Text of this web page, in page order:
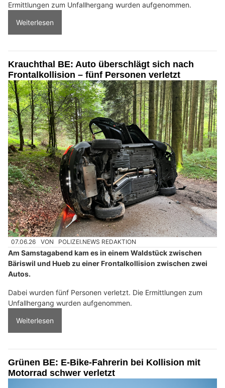
Ermittlungen zum Unfallhergang wurden aufgenommen.
Weiterlesen
Krauchthal BE: Auto überschlägt sich nach
Frontalkollision – fünf Personen verletzt
07.06.26 VON POLIZEI.NEWS REDAKTION
Am Samstagabend kam es in einem Waldstück zwischen
Bäriswil und Hueb zu einer Frontalkollision zwischen zwei
Autos.
Dabei wurden fünf Personen verletzt. Die Ermittlungen zum
Unfallhergang wurden aufgenommen.
Weiterlesen
Grünen BE: E-Bike-Fahrerin bei Kollision mit
Motorrad schwer verletzt